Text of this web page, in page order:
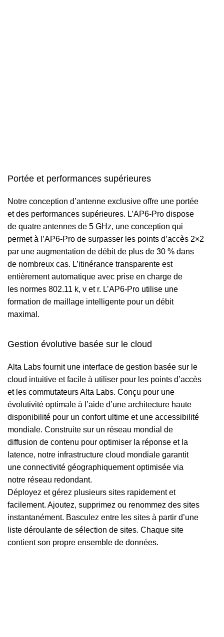
Portée et performances supérieures
Notre conception d’antenne exclusive offre une portée
et des performances supérieures. L’AP6-Pro dispose
de quatre antennes de 5 GHz, une conception qui
permet à l’AP6-Pro de surpasser les points d’accès 2×2
par une augmentation de débit de plus de 30 % dans
de nombreux cas. L’itinérance transparente est
entièrement automatique avec prise en charge de
les normes 802.11 k, v et r. L’AP6-Pro utilise une
formation de maillage intelligente pour un débit
maximal.
Gestion évolutive basée sur le cloud
Alta Labs fournit une interface de gestion basée sur le
cloud intuitive et facile à utiliser pour les points d’accès
et les commutateurs Alta Labs. Conçu pour une
évolutivité optimale à l’aide d’une architecture haute
disponibilité pour un confort ultime et une accessibilité
mondiale. Construite sur un réseau mondial de
diffusion de contenu pour optimiser la réponse et la
latence, notre infrastructure cloud mondiale garantit
une connectivité géographiquement optimisée via
notre réseau redondant.
Déployez et gérez plusieurs sites rapidement et
facilement. Ajoutez, supprimez ou renommez des sites
instantanément. Basculez entre les sites à partir d’une
liste déroulante de sélection de sites. Chaque site
contient son propre ensemble de données.